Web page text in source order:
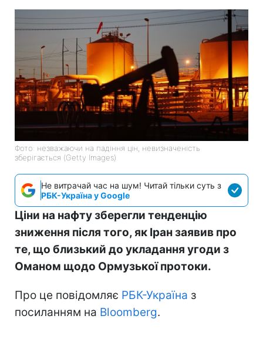
Фото: незважаючи на падіння цін, невизначеність
зберігається (Getty Images)
Не витрачай час на шум! Читай тільки суть з
РБК-Україна у Google
Ціни на нафту зберегли тенденцію
зниження після того, як Іран заявив про
те, що близький до укладання угоди з
Оманом щодо Ормузької протоки.
Про це повідомляє РБК-Україна з
посиланням на Bloomberg.